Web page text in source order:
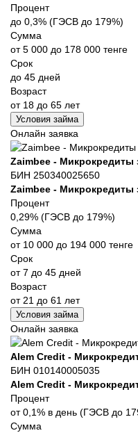
Процент
до 0,3% (ГЭСВ до 179%)
Сумма
от 5 000 до 178 000 тенге
Срок
до 45 дней
Возраст
от 18 до 65 лет
Условия займа
Онлайн заявка
Zaimbee - Микрокредиты
БИН 250340025650
Zaimbee - Микрокредиты
Процент
0,29% (ГЭСВ до 179%)
Сумма
от 10 000 до 194 000 тенге
Срок
от 7 до 45 дней
Возраст
от 21 до 61 лет
Условия займа
Онлайн заявка
Alem Credit -
БИН 010140005035
Alem Credit -
Процент
от 0,1% в день (ГЭСВ до
Сумма